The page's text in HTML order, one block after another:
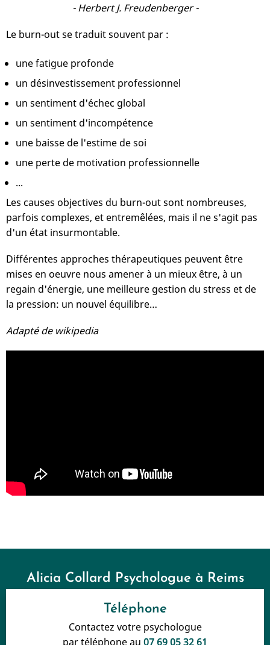
- Herbert J. Freudenberger -
Le burn-out se traduit souvent par :
une fatigue profonde
un désinvestissement professionnel
un sentiment d'échec global
un sentiment d'incompétence
une baisse de l'estime de soi
une perte de motivation professionnelle
...
Les causes objectives du burn-out sont nombreuses,
parfois complexes, et entremêlées, mais il ne s'agit pas
d'un état insurmontable.
Différentes approches thérapeutiques peuvent être
mises en oeuvre nous amener à un mieux être, à un
regain d'énergie, une meilleure gestion du stress et de
la pression: un nouvel équilibre…
Adapté de wikipedia
Alicia Collard Psychologue à Reims
Téléphone
Contactez votre psychologue
par téléphone au 07 69 05 32 61